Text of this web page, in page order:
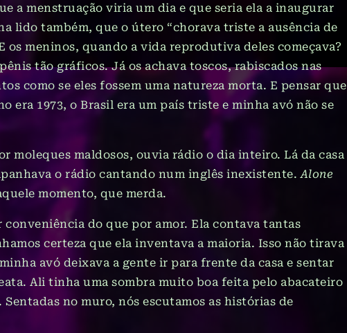
a menstruação viria um dia e que seria ela a inaugurar
lido também, que o útero “chorava triste a ausência de
os meninos, quando a vida reprodutiva deles começava?
tão gráficos. Já os achava toscos, rabiscados nas
como se eles fossem uma natureza morta. E pensar que
era 1973, o Brasil era um país triste e minha avó não se
moleques maldosos, ouvia rádio o dia inteiro. Lá da casa
o rádio cantando num inglês inexistente.Alone
momento, que merda.
conveniência do que por amor. Ela contava tantas
certeza que ela inventava a maioria. Isso não tirava
avó deixava a gente ir para frente da casa e sentar
Ali tinha uma sombra muito boa feita pelo abacateiro
no muro, nós escutamos as histórias de